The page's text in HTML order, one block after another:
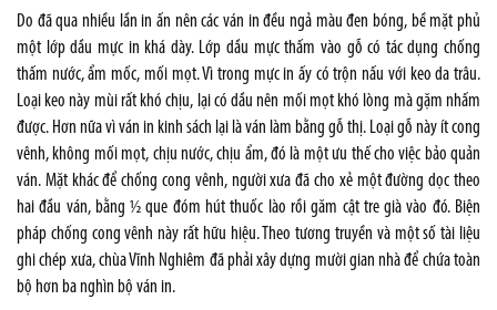
Do đã qua nhiều lần in ấn nên các ván in đều ngả màu đen bóng, bề mặt phủ
một lớp dầu mực in khá dày. Lớp dầu mực thấm vào gỗ có tác dụng chống
thấm nước, ẩm mốc, mối mọt. Vì trong mực in ấy có trộn nấu với keo da trâu.
Loại keo này mùi rất khó chịu, lại có dầu nên mối mọt khó lòng mà gặm nhấm
được. Hơn nữa vì ván in kinh sách lại là ván làm bằng gỗ thị. Loại gỗ này ít cong
vênh, không mối mọt, chịu nước, chịu ẩm, đó là một ưu thế cho việc bảo quản
ván. Mặt khác để chống cong vênh, người xưa đã cho xẻ một đường dọc theo
hai đầu ván, bằng ½ que đóm hút thuốc lào rồi găm cật tre già vào đó. Biện
pháp chống cong vênh này rất hữu hiệu. Theo tương truyền và một số tài liệu
ghi chép xưa, chùa Vĩnh Nghiêm đã phải xây dựng mười gian nhà để chứa toàn
bộ hơn ba nghìn bộ ván in.